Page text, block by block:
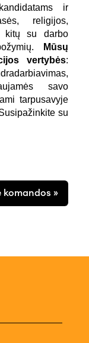
ir
religijos,
kitų su darbo
Mūsų
vertybės:
savo
tarpusavyje
su
komandos »